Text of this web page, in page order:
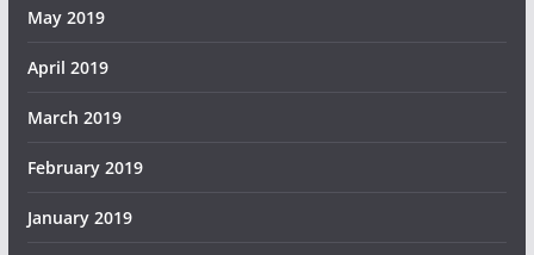
May 2019
April 2019
March 2019
February 2019
January 2019